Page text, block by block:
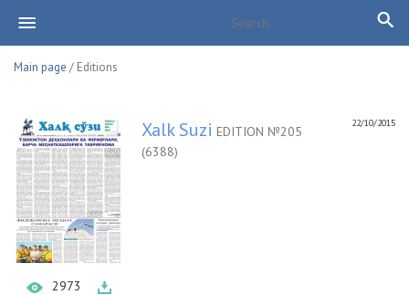
Main page / Editions
2973
22/10/2015
Xalk Suzi EDITION №205
(6388)